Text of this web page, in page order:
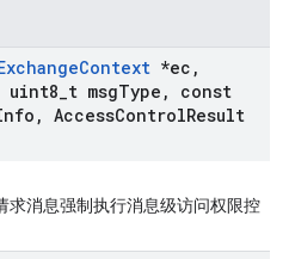
Context *ec ,
uint8 t msgType ,
const
, AccessControlResult
求消息强制执行消息级访问权限控